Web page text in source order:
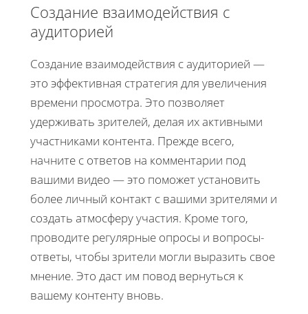
Создание взаимодействия с
аудиторией
Создание взаимодействия с аудиторией —
это эффективная стратегия для увеличения
времени просмотра. Это позволяет
удерживать зрителей, делая их активными
участниками контента. Прежде всего,
начните с ответов на комментарии под
вашими видео — это поможет установить
более личный контакт с вашими зрителями и
создать атмосферу участия. Кроме того,
проводите регулярные опросы и вопросы-
ответы, чтобы зрители могли выразить свое
мнение. Это даст им повод вернуться к
вашему контенту вновь.